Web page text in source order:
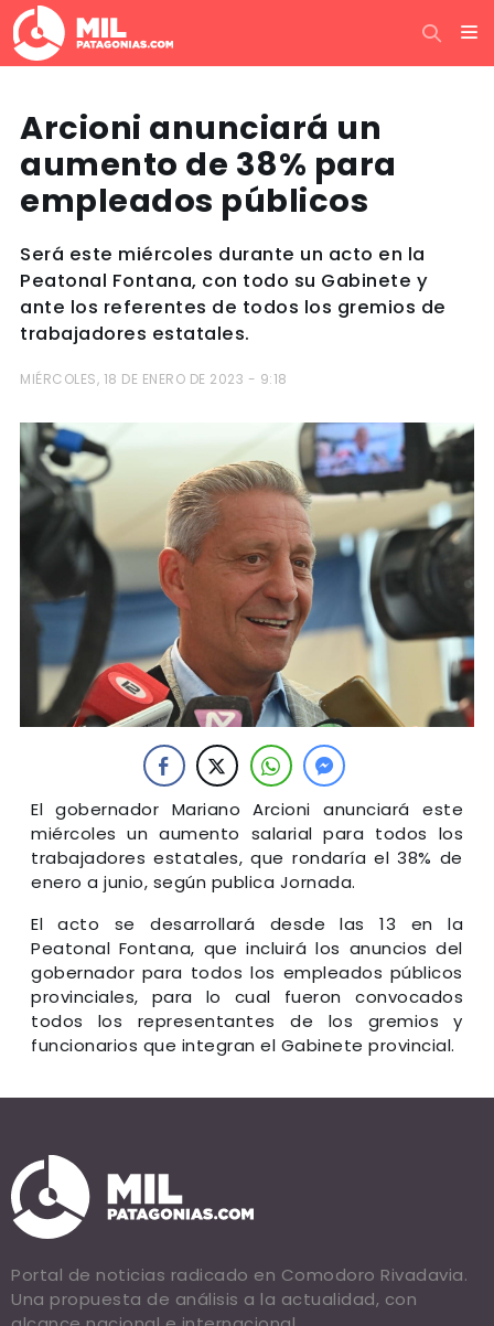
Arcioni anunciará un
aumento de 38% para
empleados públicos
Será este miércoles durante un acto en la
Peatonal Fontana, con todo su Gabinete y
ante los referentes de todos los gremios de
trabajadores estatales.
MIÉRCOLES, 18 DE ENERO DE 2023 - 9:18
El gobernador Mariano Arcioni anunciará este
miércoles un aumento salarial para todos los
trabajadores estatales, que rondaría el 38% de
enero a junio, según publica Jornada.
El acto se desarrollará desde las 13 en la
Peatonal Fontana, que incluirá los anuncios del
gobernador para todos los empleados públicos
provinciales, para lo cual fueron convocados
todos los representantes de los gremios y
funcionarios que integran el Gabinete provincial.
Portal de noticias radicado en Comodoro Rivadavia.
Una propuesta de análisis a la actualidad, con